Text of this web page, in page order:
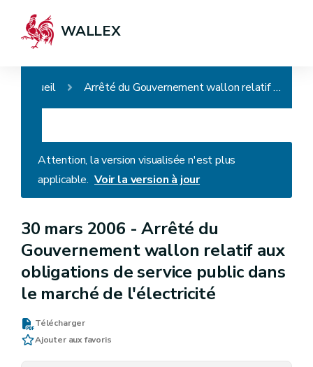
WALLEX
Accueil Arrêté du Gouvernement wallon relatif aux obligations de service public dans le marché de l'électricité
Attention, la version visualisée n'est plus
applicable. Voir la version à jour
30 mars 2006 -Arrêté du
Gouvernement wallon relatif aux
obligations de service public dans
le marché de l'électricité
Télécharger
Ajouter aux favoris